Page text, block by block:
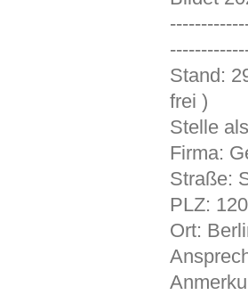
frei )
Stelle
Firma:
Straße:
PLZ:
Ort: